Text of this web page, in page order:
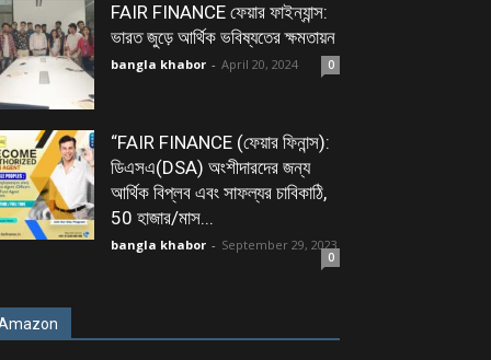
FAIR FINANCE ফেয়ার ফাইন্যান্স:
ভারত জুড়ে আর্থিক ভবিষ্যতের ক্ষমতায়ন
bangla khabor - April 20, 2024 0
“FAIR FINANCE (ফেয়ার ফিনান্স):
ডিএসএ(DSA) অংশীদারদের জন্য
আর্থিক বিপ্লব এবং সাফল্যর চাবিকাঠি,
50 হাজার/মাস...
bangla khabor - September 29, 2023
0